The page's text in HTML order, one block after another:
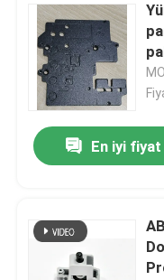
Ürünler
ile
En iyi fiyat